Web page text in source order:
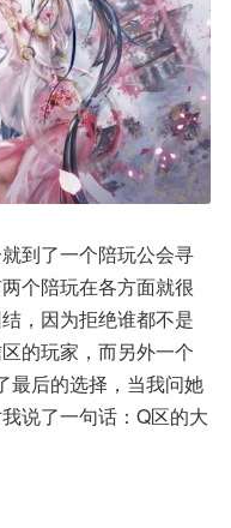
到了一个陪玩公会寻
个陪玩在各方面就很
，因为拒绝谁都不是
的玩家，而另外一个
最后的选择，当我问她
说了一句话：Q区的大